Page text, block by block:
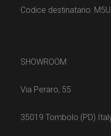
Codice destinatario:
SHOWROOM
Via Peraro, 55
35019 Tombolo (PD)